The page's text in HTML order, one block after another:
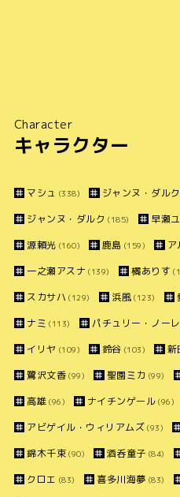
Character
キャラクター
マシュ (338) ジャンヌ・ダル
ジャンヌ・ダルク (185) 早瀬
源頼光 (160) 鹿島 (159)
一之瀬アスナ (139) 橘ありす
スカサハ (129) 浜風 (123)
ナミ (113) パチュリー・ノー
イリヤ (109) 鈴谷 (103) 新
鷺沢文香 (99) 聖園ミカ (99)
高雄 (96) ナイチンゲール (96)
アビゲイル・ウィリアムズ (93)
錦木千束 (90) 酒呑童子 (84)
クロエ (83) 喜多川海夢 (83)